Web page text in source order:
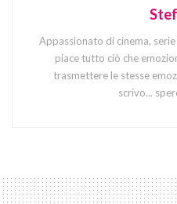
Appassionato di cinema,
piace tutto ciò che
trasmettere le stesse
scrivo...